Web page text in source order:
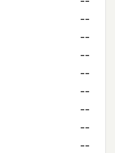
--
--
--
--
--
--
--
--